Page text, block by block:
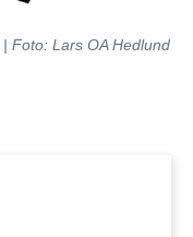
| Foto: Lars OA Hedlund